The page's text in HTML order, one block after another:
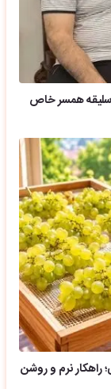
سلیقه همسر خاص
نرم و روشن